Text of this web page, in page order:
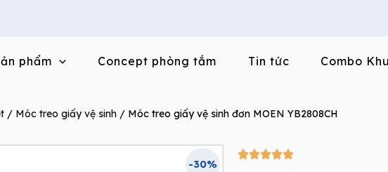
phẩm Concept phòng tắm Tin tức Combo
/ Móc treo giấy vệ sinh / Móc treo giấy vệ sinh đơn MOEN YB2808CH
-30%
5/5